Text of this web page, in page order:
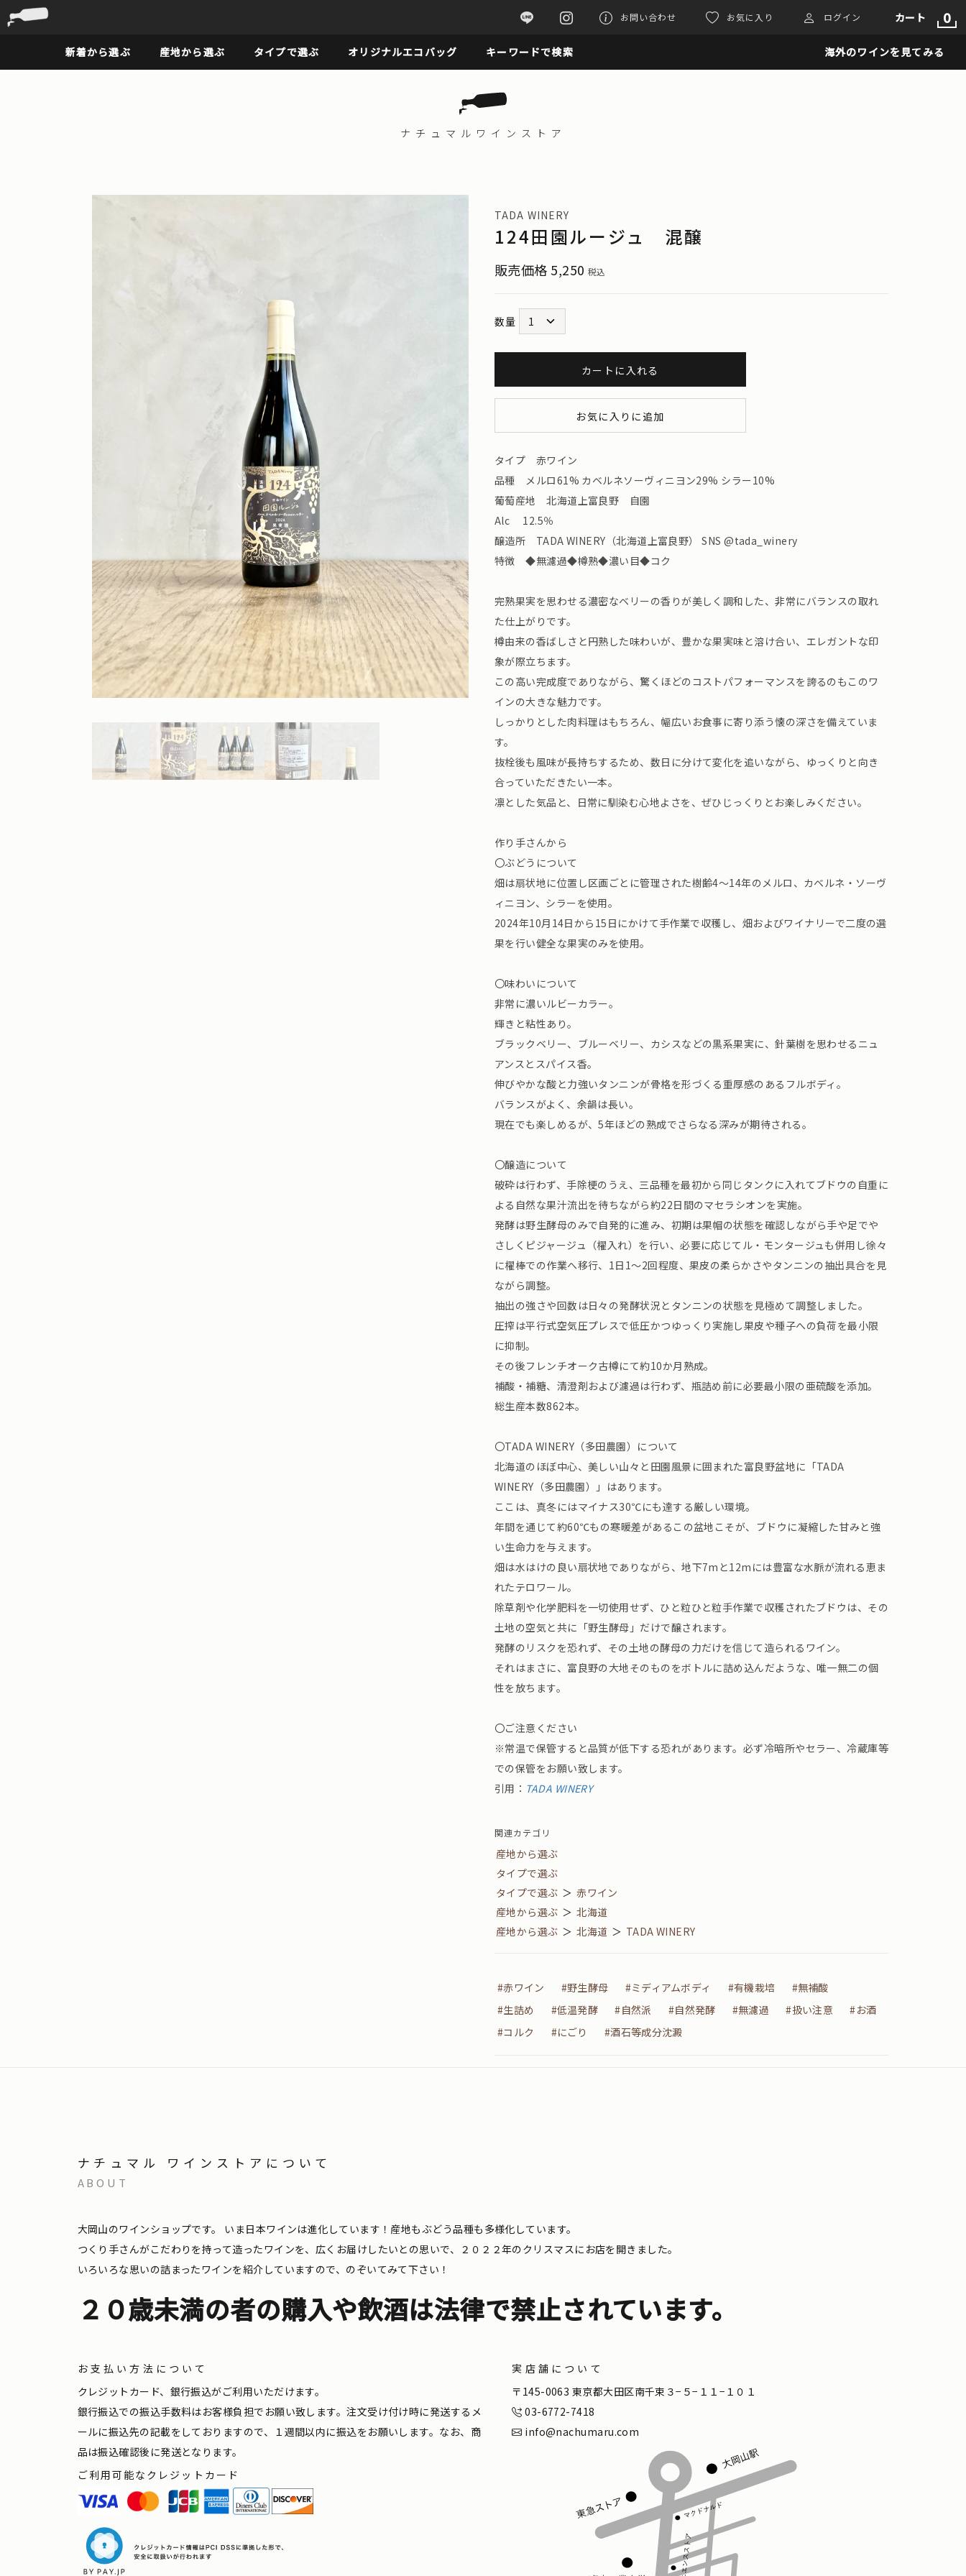
お問い合わせ お気に入り ログイン カート 0
新着から選ぶ 産地から選ぶ タイプで選ぶ オリジナルエコバッグ キーワードで検索 海外のワインを見てみる
ナチュマル ワインストア
TADA WINERY
124田園ルージュ 混醸
販売価格 5,250 税込
数量
カートに入れる
お気に入りに追加
タイプ 赤ワイン
品種 メルロ61% カベルネソーヴィニヨン29% シラー10%
葡萄産地 北海道上富良野 自園
Alc 12.5％
醸造所 TADA WINERY（北海道上富良野） SNS @tada_winery
特徴 ◆無濾過◆樽熟◆濃い目◆コク
完熟果実を思わせる濃密なベリーの香りが美しく調和した、非常にバランスの取れ
た仕上がりです。
樽由来の香ばしさと円熟した味わいが、豊かな果実味と溶け合い、エレガントな印
象が際立ちます。
この高い完成度でありながら、驚くほどのコストパフォーマンスを誇るのもこのワ
インの大きな魅力です。
しっかりとした肉料理はもちろん、幅広いお食事に寄り添う懐の深さを備えていま
す。
抜栓後も風味が長持ちするため、数日に分けて変化を追いながら、ゆっくりと向き
合っていただきたい一本。
凛とした気品と、日常に馴染む心地よさを、ぜひじっくりとお楽しみください。
作り手さんから
〇ぶどうについて
畑は扇状地に位置し区画ごとに管理された樹齢4～14年のメルロ、カベルネ・ソーヴ
ィニヨン、シラーを使用。
2024年10月14日から15日にかけて手作業で収穫し、畑およびワイナリーで二度の選
果を行い健全な果実のみを使用。
〇味わいについて
非常に濃いルビーカラー。
輝きと粘性あり。
ブラックベリー、ブルーベリー、カシスなどの黒系果実に、針葉樹を思わせるニュ
アンスとスパイス香。
伸びやかな酸と力強いタンニンが骨格を形づくる重厚感のあるフルボディ。
バランスがよく、余韻は長い。
現在でも楽しめるが、5年ほどの熟成でさらなる深みが期待される。
〇醸造について
破砕は行わず、手除梗のうえ、三品種を最初から同じタンクに入れてブドウの自重に
よる自然な果汁流出を待ちながら約22日間のマセラシオンを実施。
発酵は野生酵母のみで自発的に進み、初期は果帽の状態を確認しながら手や足でや
さしくピジャージュ（櫂入れ）を行い、必要に応じてル・モンタージュも併用し徐々
に櫂棒での作業へ移行、1日1～2回程度、果皮の柔らかさやタンニンの抽出具合を見
ながら調整。
抽出の強さや回数は日々の発酵状況とタンニンの状態を見極めて調整しました。
圧搾は平行式空気圧プレスで低圧かつゆっくり実施し果皮や種子への負荷を最小限
に抑制。
その後フレンチオーク古樽にて約10か月熟成。
補酸・補糖、清澄剤および濾過は行わず、瓶詰め前に必要最小限の亜硫酸を添加。
総生産本数862本。
〇TADA WINERY（多田農園）について
北海道のほぼ中心、美しい山々と田園風景に囲まれた富良野盆地に「TADA
WINERY（多田農園）」はあります。
ここは、真冬にはマイナス30℃にも達する厳しい環境。
年間を通じて約60℃もの寒暖差があるこの盆地こそが、ブドウに凝縮した甘みと強
い生命力を与えます。
畑は水はけの良い扇状地でありながら、地下7mと12mには豊富な水脈が流れる恵ま
れたテロワール。
除草剤や化学肥料を一切使用せず、ひと粒ひと粒手作業で収穫されたブドウは、その
土地の空気と共に「野生酵母」だけで醸されます。
発酵のリスクを恐れず、その土地の酵母の力だけを信じて造られるワイン。
それはまさに、富良野の大地そのものをボトルに詰め込んだような、唯一無二の個
性を放ちます。
〇ご注意ください
※常温で保管すると品質が低下する恐れがあります。必ず冷暗所やセラー、冷蔵庫等
での保管をお願い致します。
引用： TADA WINERY
関連カテゴリ
産地から選ぶ
タイプで選ぶ
タイプで選ぶ ＞ 赤ワイン
産地から選ぶ ＞ 北海道
産地から選ぶ ＞ 北海道 ＞ TADA WINERY
#赤ワイン #野生酵母 #ミディアムボディ #有機栽培
#無補酸
#生詰め
#低温発酵 #自然派 #自然発酵 #無濾過 #扱い注意
#お酒
#コルク
#にごり #酒石等成分沈澱
ナチュマル ワインストアについて
ABOUT
大岡山のワインショップです。
いま日本ワインは進化しています！産地もぶどう品種も多様化しています。
つくり手さんがこだわりを持って造ったワインを、広くお届けしたいとの思いで、２０２２年のクリスマスにお店を開きました。
いろいろな思いの詰まったワインを紹介していますので、のぞいてみて下さい！
２０歳未満の者の購入や飲酒は法律で禁止されています。
お支払い方法について
クレジットカード、銀行振込がご利用いただけます。
銀行振込での振込手数料はお客様負担でお願い致します。注文受け付け時に発送するメ
ールに振込先の記載をしておりますので、１週間以内に振込をお願いします。なお、商
品は振込確認後に発送となります。
ご利用可能なクレジットカード
実店舗について
〒145-0063 東京都大田区南千束３−５−１１−１０１
03-6772-7418
info@nachumaru.com